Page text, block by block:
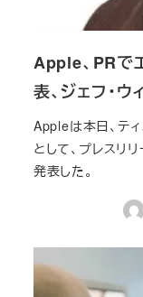
Apple、PRで
表、ジェフ・
Appleは本日、テ
として、プレスリ
発表した。